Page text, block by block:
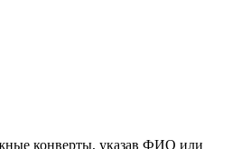
конверты, указав ФИО или